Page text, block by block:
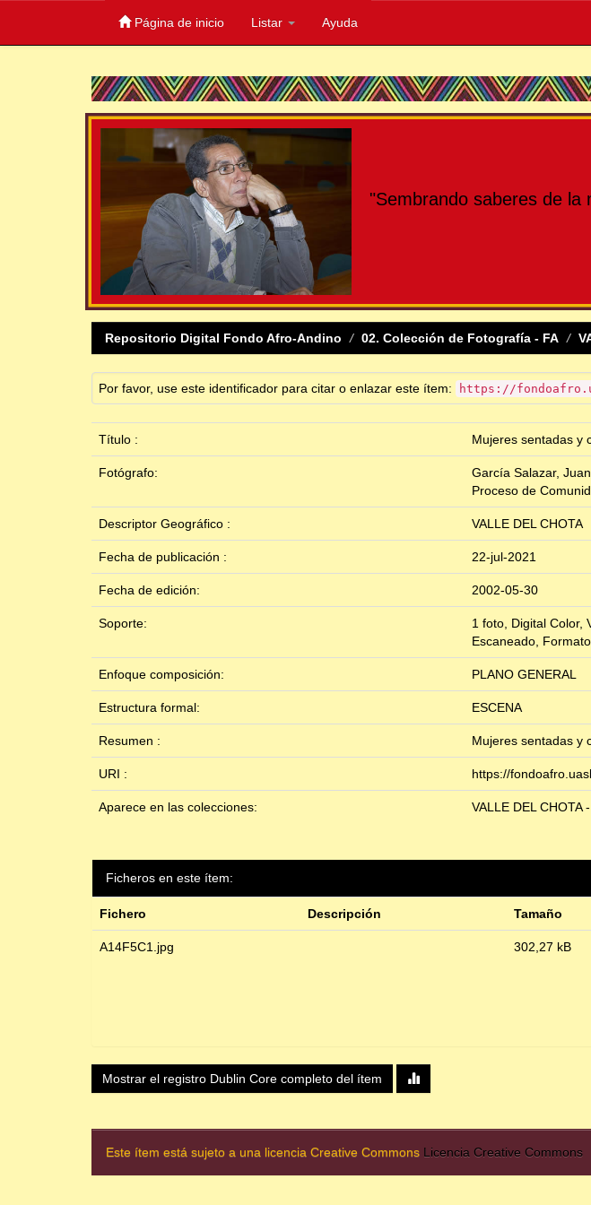
Página de inicio Listar Ayuda
"Sembrando saberes de la
Repositorio Digital Fondo Afro-Andino 02. Colección de Fotografía - FA
Por favor, use este identificador para citar o enlazar este ítem: https://
Título : Mujeres sentadas y
Fotógrafo:
García Salazar, Juan
Proceso de
Descriptor Geográfico : VALLE DEL CHOTA
Fecha de publicación : 22-jul-2021
Fecha de edición: 2002-05-30
Soporte:
1 foto, Digital Color,
Escaneado,
Enfoque composición: PLANO GENERAL
Estructura formal: ESCENA
Resumen : Mujeres sentadas y
URI : https://
Aparece en las colecciones: VALLE DEL CHOTA
Ficheros en este ítem:
Fichero Descripción Tamaño
A14F5C1.jpg 302,27 kB
Mostrar el registro Dublin Core completo del ítem
Este ítem está sujeto a una licencia Creative Commons Licencia Creative Commons